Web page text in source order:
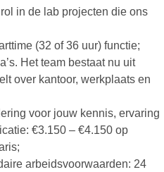
in de lab projecten die ons
(32 of 36 uur) functie;
Het team bestaat nu uit
over kantoor, werkplaats en
voor jouw kennis, ervaring
€3.150 – €4.150 op
arbeidsvoorwaarden: 24